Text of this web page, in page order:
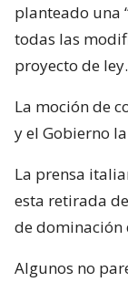
planteado una
todas las
proyecto de ley.
La moción de
y el Gobierno
La prensa
esta retirada
de dominación
Algunos no